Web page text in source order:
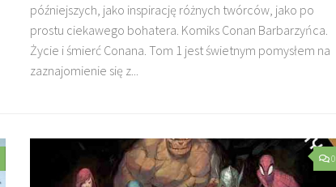
późniejszych, jako inspirację różnych twórców, jako po
prostu ciekawego bohatera. Komiks Conan Barbarzyńca.
Życie i śmierć Conana. Tom 1 jest świetnym pomysłem na
zaznajomienie się z...
0